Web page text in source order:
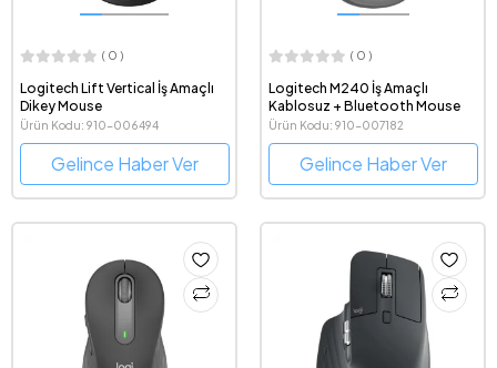
( 0 )
Logitech Lift Vertical İş Amaçlı
Dikey Mouse
Ürün Kodu: 910-006494
Gelince Haber Ver
( 0 )
Logitech M240 İş Amaçlı
Kablosuz + Bluetooth Mouse
Ürün Kodu: 910-007182
Gelince Haber Ver